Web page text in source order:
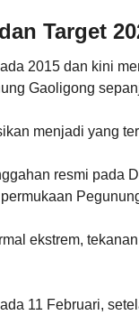
Target
2015 dan kini
Gaoligong
menjadi yang
resmi pada
ekstrem,
11 Februari,